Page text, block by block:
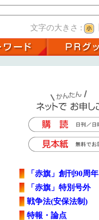
文字の大きさ :
「赤旗」創刊90周年
「赤旗」特別号外
戦争法(安保法制)
特報・論点